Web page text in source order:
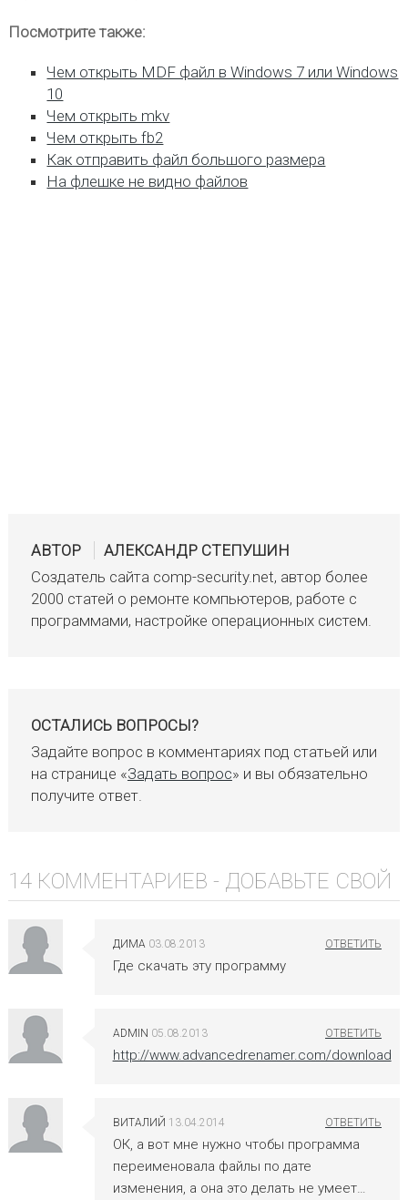
Посмотрите также:
Чем открыть MDF файл в Windows 7 или Windows
10
Чем открыть mkv
Чем открыть fb2
Как отправить файл большого размера
На флешке не видно файлов
АВТОР
АЛЕКСАНДР СТЕПУШИН
Создатель сайта comp-security.net, автор более
2000 статей о ремонте компьютеров, работе с
программами, настройке операционных систем.
ОСТАЛИСЬ ВОПРОСЫ?
Задайте вопрос в комментариях под статьей или
на странице «Задать вопрос» и вы обязательно
получите ответ.
14 КОММЕНТАРИЕВ - ДОБАВЬТЕ СВОЙ
ДИМА 03.08.2013
Где скачать эту программу
ADMIN 05.08.2013
http://www.advancedrenamer.com/download
ВИТАЛИЙ 13.04.2014
ОК, а вот мне нужно чтобы программа
переименовала файлы по дате
изменения, а она это делать не умеет…